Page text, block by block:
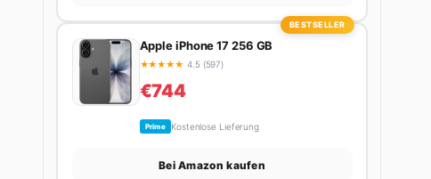
BESTSELLER
Apple iPhone 17 256 GB
★★★★★ 4.5 (597)
€744
Prime Kostenlose Lieferung
Bei Amazon kaufen